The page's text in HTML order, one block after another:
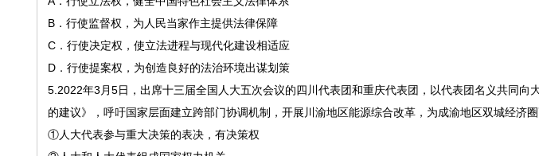
B．行使监督权，为人民当家作主提供法律保障
C．行使决定权，使立法进程与现代化建设相适应
D．行使提案权，为创造良好的法治环境出谋划策
5.2022年3月5日，出席十三届全国人大五次会议的四川代表团和重庆代表团，以代表团名义共同向
的建议》，呼吁国家层面建立跨部门协调机制，开展川渝地区能源综合改革，为成渝地区双城经
①人大代表参与重大决策的表决，有决策权